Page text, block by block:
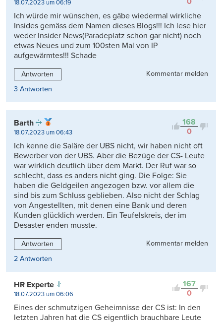
18.07.2023 um 06:19
Ich würde mir wünschen, es gäbe wiedermal wirkliche
Insides gemäss dem Namen dieses Blogs!!! Ich lese hier
weder Insider News(Paradeplatz schon gar nicht) noch
etwas Neues und zum 100sten Mal von IP
aufgewärmtes!!! Schade
Antworten
Kommentar melden
3 Antworten
168
0
Barth
18.07.2023 um 06:43
Ich kenne die Saläre der UBS nicht, wir haben nicht oft
Bewerber von der UBS. Aber die Bezüge der CS- Leute
war wirklich deutlich über dem Markt. Der Ruf war so
schlecht, dass es anders nicht ging. Die Folge: Sie
haben die Geldgeilen angezogen bzw. vor allem die
sind bis zum Schluss geblieben. Also nicht der Schlag
von Angestellten, mit denen eine Bank und deren
Kunden glücklich werden. Ein Teufelskreis, der im
Desaster enden musste.
Antworten
Kommentar melden
2 Antworten
167
0
HR Experte
18.07.2023 um 06:06
Eines der schmutzigen Geheimnisse der CS ist: In den
letzten Jahren hat die CS eigentlich brauchbare Leute